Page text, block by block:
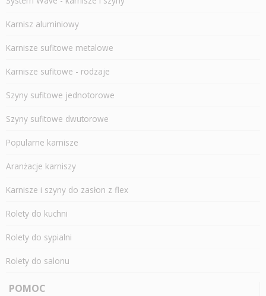
Karnisz aluminiowy
Karnisze sufitowe metalowe
Karnisze sufitowe - rodzaje
Szyny sufitowe jednotorowe
Szyny sufitowe dwutorowe
Popularne karnisze
Aranżacje karniszy
Karnisze i szyny do zasłon z flex
Rolety do kuchni
Rolety do sypialni
Rolety do salonu
POMOC